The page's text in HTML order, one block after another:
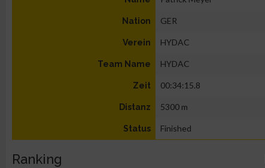
Nation GER
Verein HYDAC
Team Name HYDAC
Zeit 00:34:15.8
Distanz 5300 m
Status Finished
Ranking